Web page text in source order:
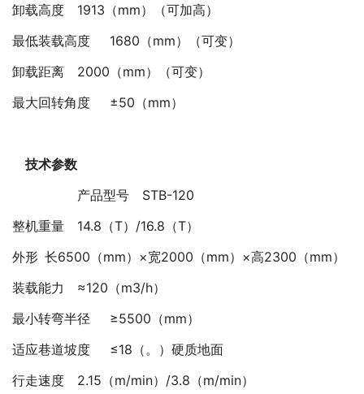
卸载高度
1913（mm）（可加高）
最低装载高度
1680（mm）（可变）
卸载距离
2000（mm）（可变）
最大回转角度
±50（mm）
技术参数
产品型号
STB-120
整机重量
14.8（T）/16.8（T）
外形 长6500（mm）×宽2000（mm）×高2300（mm）
装载能力
≈120（m3/h）
最小转弯半径
≥5500（mm）
适应巷道坡度
≤18（。）硬质地面
行走速度
2.15（m/min）/3.8（m/min）